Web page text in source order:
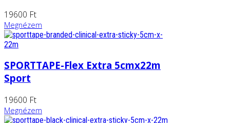
19600 Ft
Megnézem
SPORTTAPE-Flex Extra 5cmx22m
Sport
19600 Ft
Megnézem